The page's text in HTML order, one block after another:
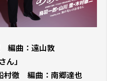
編曲：遠山敦
」
村徹 編曲：南郷達也